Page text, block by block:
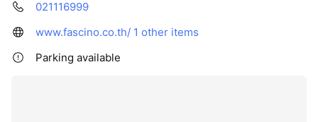
021116999
www.fascino.co.th/ 1 other items
Parking available